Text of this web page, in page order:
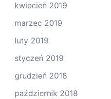
kwiecień 2019
marzec 2019
luty 2019
styczeń 2019
grudzień 2018
październik 2018